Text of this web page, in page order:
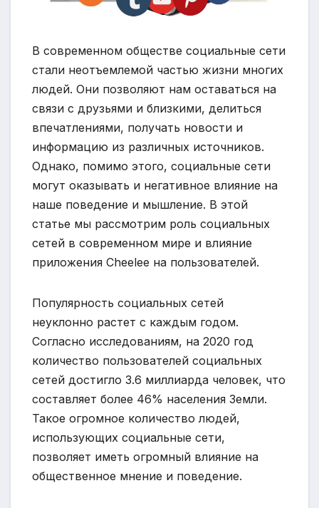
В современном обществе социальные сети
стали неотъемлемой частью жизни многих
людей. Они позволяют нам оставаться на
связи с друзьями и близкими, делиться
впечатлениями, получать новости и
информацию из различных источников.
Однако, помимо этого, социальные сети
могут оказывать и негативное влияние на
наше поведение и мышление. В этой
статье мы рассмотрим роль социальных
сетей в современном мире и влияние
приложения Cheelee на пользователей.
Популярность социальных сетей
неуклонно растет с каждым годом.
Согласно исследованиям, на 2020 год
количество пользователей социальных
сетей достигло 3.6 миллиарда человек, что
составляет более 46% населения Земли.
Такое огромное количество людей,
использующих социальные сети,
позволяет иметь огромный влияние на
общественное мнение и поведение.